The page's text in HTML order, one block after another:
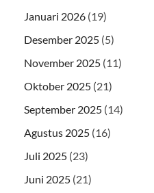
Januari 2026 (19)
Desember 2025 (5)
November 2025 (11)
Oktober 2025 (21)
September 2025 (14)
Agustus 2025 (16)
Juli 2025 (23)
Juni 2025 (21)